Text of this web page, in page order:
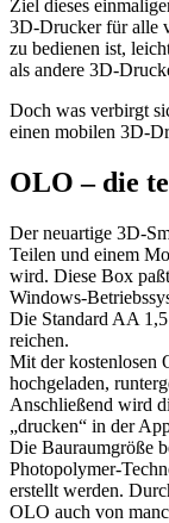
Ziel dieses
3D-Drucker für alle
zu bedienen ist,
als andere 3D-
Doch was verbirgt
einen mobilen 3D-
OLO – die
Der neuartige 3D-
Teilen und einem
wird. Diese Box
Windows-
Die Standard AA
reichen.
Mit der kostenlosen
hochgeladen,
Anschließend wird
„drucken“ in der
Die Bauraumgröße
Photopolymer-
erstellt werden.
OLO auch von